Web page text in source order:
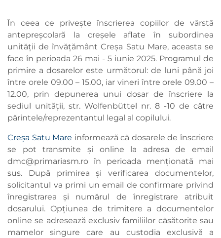
În ceea ce privește înscrierea copiilor de vârstă
antepreșcolară la creșele aflate în subordinea
unității de învățământ Creșa Satu Mare, aceasta se
face în perioada 26 mai - 5 iunie 2025. Programul de
primire a dosarelor este următorul: de luni până joi
între orele 09.00 – 15.00, iar vineri între orele 09.00 –
12.00, prin depunerea unui dosar de înscriere la
sediul unității, str. Wolfenbüttel nr. 8 -10 de către
părintele/reprezentantul legal al copilului.
Creșa Satu Mare informează că dosarele de înscriere
se pot transmite și online la adresa de email
dmc@primariasm.ro în perioada menționată mai
sus. După primirea și verificarea documentelor,
solicitantul va primi un email de confirmare privind
înregistrarea și numărul de înregistrare atribuit
dosarului. Opțiunea de trimitere a documentelor
online se adresează exclusiv familiilor căsătorite sau
mamelor singure care au custodia exclusivă a